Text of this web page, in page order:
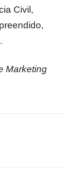
Civil,
Marketing